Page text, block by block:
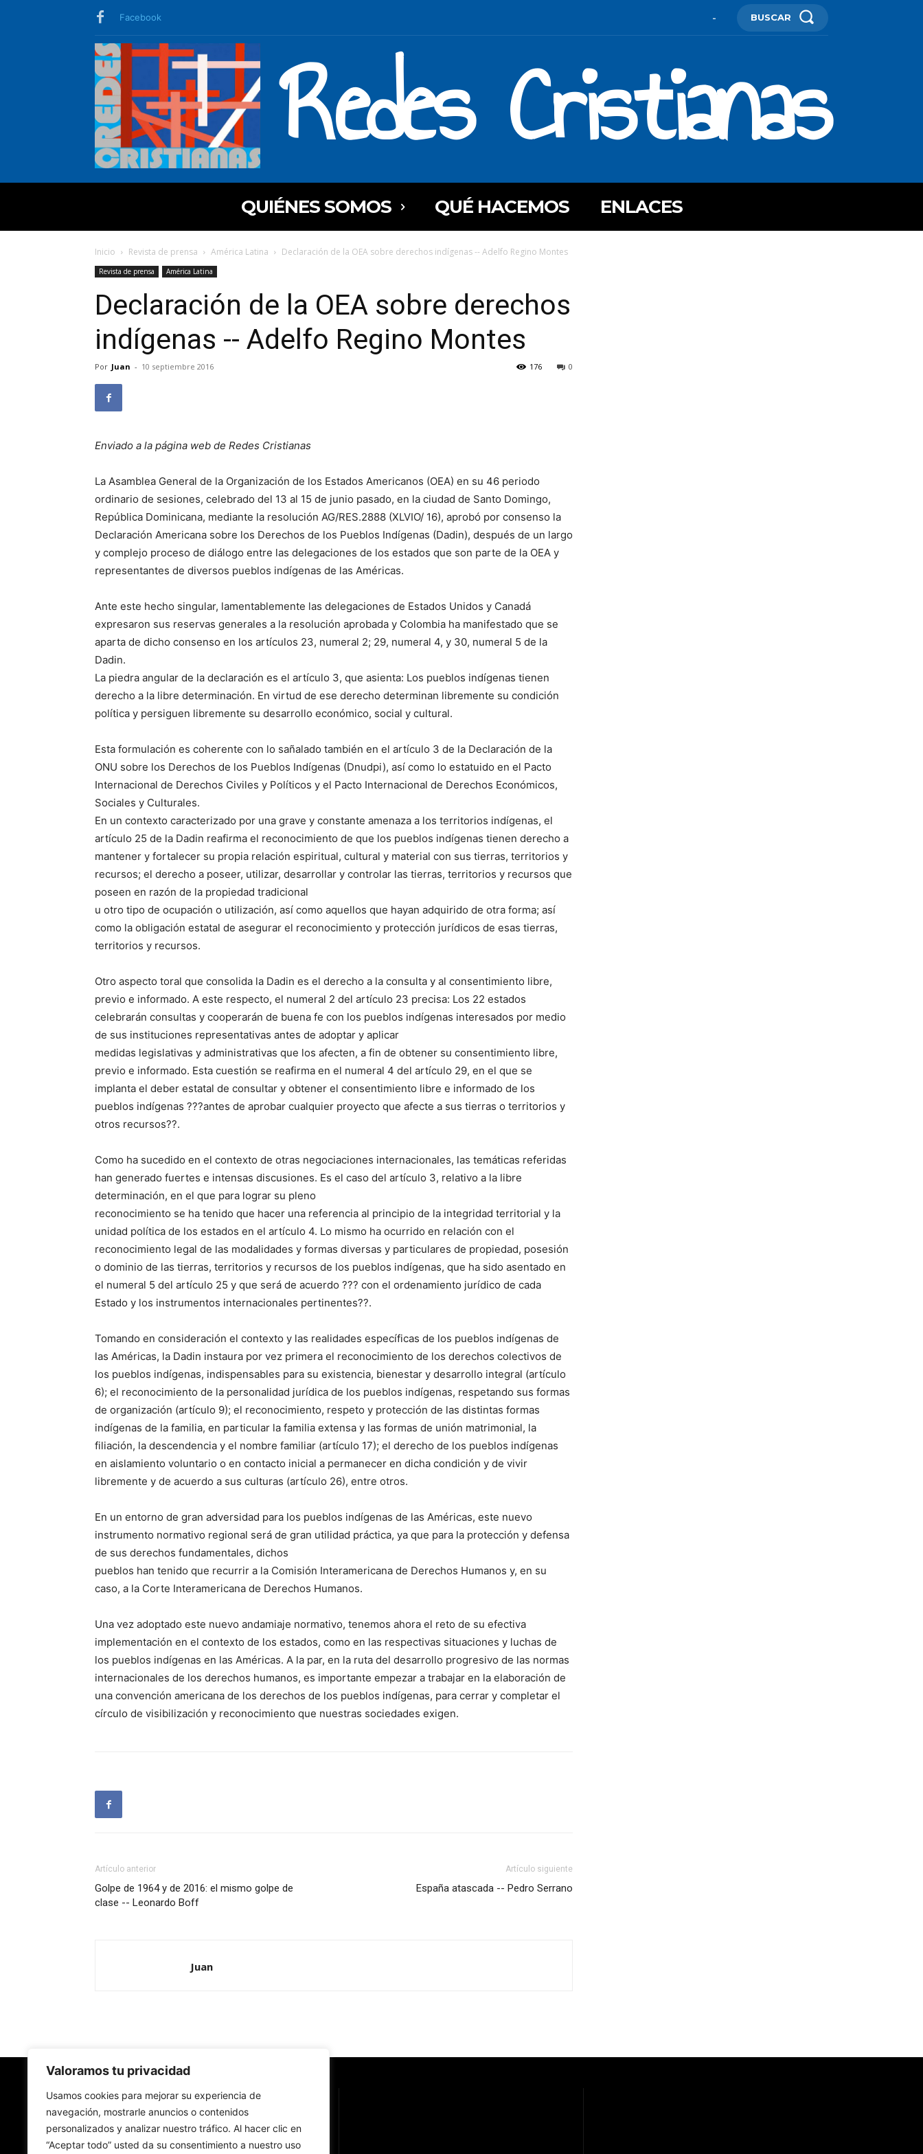
Valoramos tu privacidad
Usamos cookies para mejorar su experiencia de
navegación, mostrarle anuncios o contenidos
personalizados y analizar nuestro tráfico. Al hacer clic en
“Aceptar todo” usted da su consentimiento a nuestro uso
Facebook - BUSCAR
Redes Cristianas
QUIÉNES SOMOS QUÉ HACEMOS ENLACES
Inicio Revista de prensa América Latina Declaración de la OEA sobre derechos indígenas -- Adelfo Regino Montes
Revista de prensa América Latina
Declaración de la OEA sobre derechos
indígenas -- Adelfo Regino Montes
Por Juan - 10 septiembre 2016 0
176
Enviado a la página web de Redes Cristianas
La Asamblea General de la Organización de los Estados Americanos (OEA) en su 46 periodo
ordinario de sesiones, celebrado del 13 al 15 de junio pasado, en la ciudad de Santo Domingo,
República Dominicana, mediante la resolución AG/RES.2888 (XLVIO/ 16), aprobó por consenso la
Declaración Americana sobre los Derechos de los Pueblos Indígenas (Dadin), después de un largo
y complejo proceso de diálogo entre las delegaciones de los estados que son parte de la OEA y
representantes de diversos pueblos indígenas de las Américas.
Ante este hecho singular, lamentablemente las delegaciones de Estados Unidos y Canadá
expresaron sus reservas generales a la resolución aprobada y Colombia ha manifestado que se
aparta de dicho consenso en los artículos 23, numeral 2; 29, numeral 4, y 30, numeral 5 de la
Dadin.
La piedra angular de la declaración es el artículo 3, que asienta: Los pueblos indígenas tienen
derecho a la libre determinación. En virtud de ese derecho determinan libremente su condición
política y persiguen libremente su desarrollo económico, social y cultural.
Esta formulación es coherente con lo sañalado también en el artículo 3 de la Declaración de la
ONU sobre los Derechos de los Pueblos Indígenas (Dnudpi), así como lo estatuido en el Pacto
Internacional de Derechos Civiles y Políticos y el Pacto Internacional de Derechos Económicos,
Sociales y Culturales.
En un contexto caracterizado por una grave y constante amenaza a los territorios indígenas, el
artículo 25 de la Dadin reafirma el reconocimiento de que los pueblos indígenas tienen derecho a
mantener y fortalecer su propia relación espiritual, cultural y material con sus tierras, territorios y
recursos; el derecho a poseer, utilizar, desarrollar y controlar las tierras, territorios y recursos que
poseen en razón de la propiedad tradicional
u otro tipo de ocupación o utilización, así como aquellos que hayan adquirido de otra forma; así
como la obligación estatal de asegurar el reconocimiento y protección jurídicos de esas tierras,
territorios y recursos.
Otro aspecto toral que consolida la Dadin es el derecho a la consulta y al consentimiento libre,
previo e informado. A este respecto, el numeral 2 del artículo 23 precisa: Los 22 estados
celebrarán consultas y cooperarán de buena fe con los pueblos indígenas interesados por medio
de sus instituciones representativas antes de adoptar y aplicar
medidas legislativas y administrativas que los afecten, a fin de obtener su consentimiento libre,
previo e informado. Esta cuestión se reafirma en el numeral 4 del artículo 29, en el que se
implanta el deber estatal de consultar y obtener el consentimiento libre e informado de los
pueblos indígenas ???antes de aprobar cualquier proyecto que afecte a sus tierras o territorios y
otros recursos??.
Como ha sucedido en el contexto de otras negociaciones internacionales, las temáticas referidas
han generado fuertes e intensas discusiones. Es el caso del artículo 3, relativo a la libre
determinación, en el que para lograr su pleno
reconocimiento se ha tenido que hacer una referencia al principio de la integridad territorial y la
unidad política de los estados en el artículo 4. Lo mismo ha ocurrido en relación con el
reconocimiento legal de las modalidades y formas diversas y particulares de propiedad, posesión
o dominio de las tierras, territorios y recursos de los pueblos indígenas, que ha sido asentado en
el numeral 5 del artículo 25 y que será de acuerdo ??? con el ordenamiento jurídico de cada
Estado y los instrumentos internacionales pertinentes??.
Tomando en consideración el contexto y las realidades específicas de los pueblos indígenas de
las Américas, la Dadin instaura por vez primera el reconocimiento de los derechos colectivos de
los pueblos indígenas, indispensables para su existencia, bienestar y desarrollo integral (artículo
6); el reconocimiento de la personalidad jurídica de los pueblos indígenas, respetando sus formas
de organización (artículo 9); el reconocimiento, respeto y protección de las distintas formas
indígenas de la familia, en particular la familia extensa y las formas de unión matrimonial, la
filiación, la descendencia y el nombre familiar (artículo 17); el derecho de los pueblos indígenas
en aislamiento voluntario o en contacto inicial a permanecer en dicha condición y de vivir
libremente y de acuerdo a sus culturas (artículo 26), entre otros.
En un entorno de gran adversidad para los pueblos indígenas de las Américas, este nuevo
instrumento normativo regional será de gran utilidad práctica, ya que para la protección y defensa
de sus derechos fundamentales, dichos
pueblos han tenido que recurrir a la Comisión Interamericana de Derechos Humanos y, en su
caso, a la Corte Interamericana de Derechos Humanos.
Una vez adoptado este nuevo andamiaje normativo, tenemos ahora el reto de su efectiva
implementación en el contexto de los estados, como en las respectivas situaciones y luchas de
los pueblos indígenas en las Américas. A la par, en la ruta del desarrollo progresivo de las normas
internacionales de los derechos humanos, es importante empezar a trabajar en la elaboración de
una convención americana de los derechos de los pueblos indígenas, para cerrar y completar el
círculo de visibilización y reconocimiento que nuestras sociedades exigen.
Artículo anterior
Golpe de 1964 y de 2016: el mismo golpe de
clase -- Leonardo Boff
Artículo siguiente
España atascada -- Pedro Serrano
Juan
Redes Cristianas
Una mirada alternativa sobre la Iglesia católica y la